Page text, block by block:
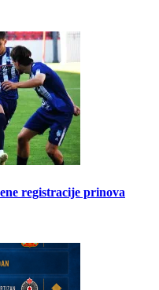
registracije prinova